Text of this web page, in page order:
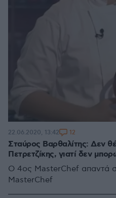
Σταύρος Βαρθαλίτης: Δεν
Πετρετζίκης, γιατί δεν
Ο 4ος MasterChef απαντά
MasterChef
22.06.2020, 13:42 12